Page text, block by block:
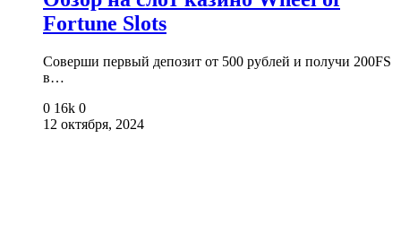
Fortune Slots
Соверши первый депозит от 500 рублей и получи 200FS
в…
0 16k 0
12 октября, 2024